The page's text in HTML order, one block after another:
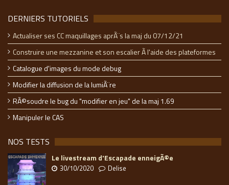
DERNIERS TUTORIELS
Actualiser ses CC maquillages aprÃ¨s la maj du 07/12/21
Construire une mezzanine et son escalier Ã l'aide des plateformes
Catalogue d'images du mode debug
Modifier la diffusion de la lumiÃ¨re
RÃ©soudre le bug du "modifier en jeu" de la maj 1.69
Manipuler le CAS
NOS TESTS
Le livestream d'Escapade enneigÃ©e
30/10/2020 Delise